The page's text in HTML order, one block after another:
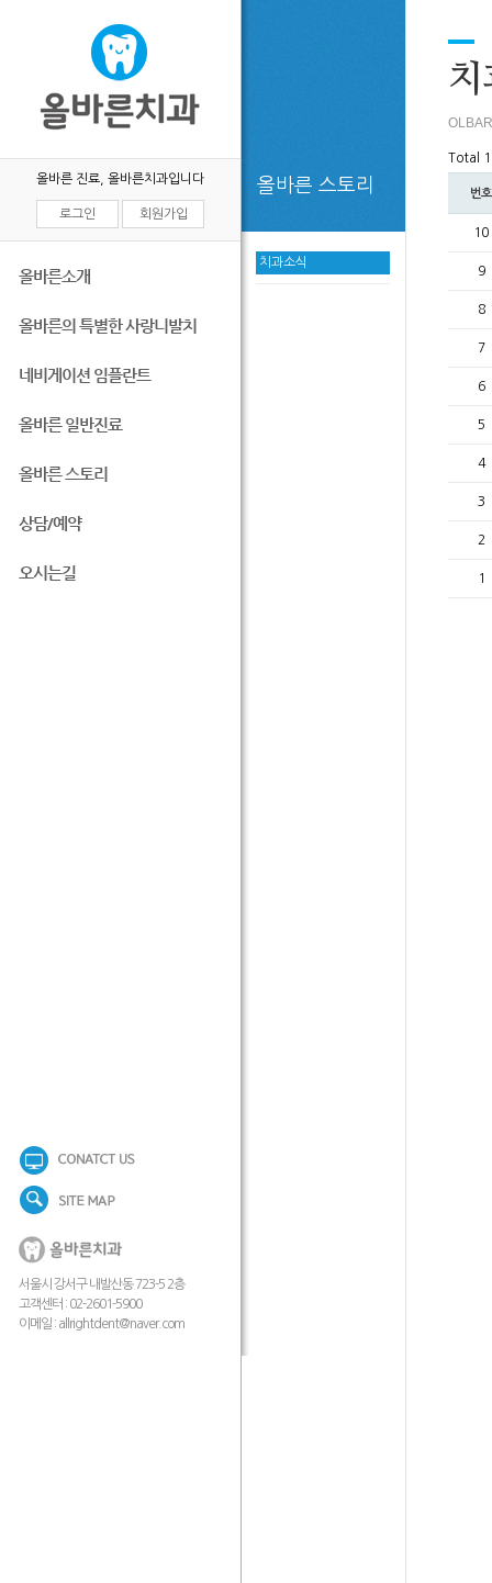
올바른 진료, 올바른치과입니다
로그인 회원가입
올바른소개
올바른의 특별한 사랑니발치
네비게이션 임플란트
올바른 일반진료
올바른 스토리
상담/예약
오시는길
올바른 스토리
치과소식
치
Total
번호
10
9
8
7
6
5
4
3
2
1
서울시 강서구 내발산동 723-5 2층
고객센터 : 02-2601-5900
이메일 : allrightdent@naver.com